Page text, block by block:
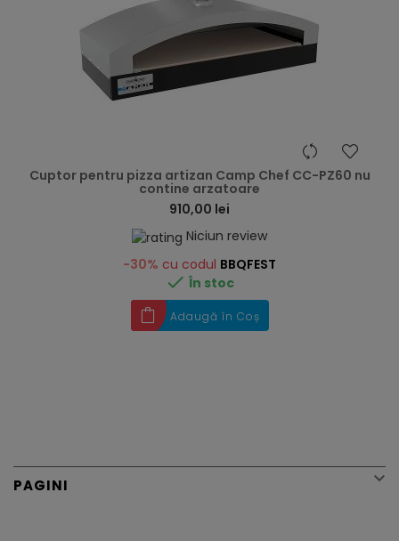
Cuptor pentru pizza artizan Camp Chef CC-PZ60 nu
contine arzatoare
910,00 lei
Niciun review
-30% cu codul BBQFEST
 În stoc
Adaugă în Coș
PAGINI 